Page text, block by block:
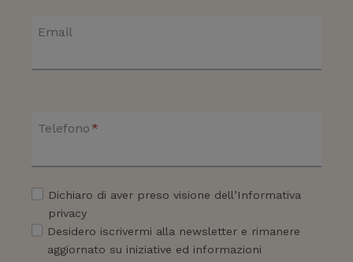
Email
Telefono *
Dichiaro di aver preso visione dell’Informativa
privacy
Desidero iscrivermi alla newsletter e rimanere
aggiornato su iniziative ed informazioni